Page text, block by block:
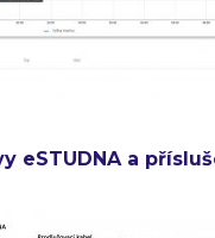
eSTUDNA a